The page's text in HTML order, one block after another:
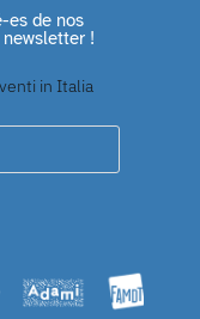
es de nos
!
in Italia